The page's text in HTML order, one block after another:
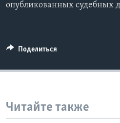
опубликованных судебных
Поделиться
Читайте также